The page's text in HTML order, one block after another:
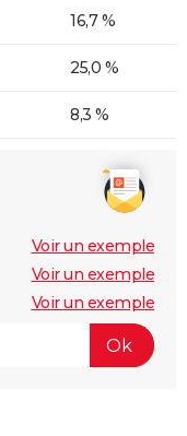
16,7 %
25,0 %
8,3 %
Voir un exemple
Voir un exemple
Voir un exemple